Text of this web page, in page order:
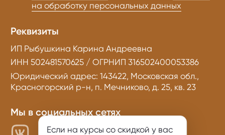
на обработку персональных данных
Реквизиты
ИП Рыбушкина Карина Андреевна
ИНН 502481570625 / ОГРНИП 316502400053386
Юридический адрес: 143422, Московская обл.,
Красногорский р-н, п. Мечниково, д. 25, кв. 23
Мы в социальных сетях
Если на курсы со скидкой у вас